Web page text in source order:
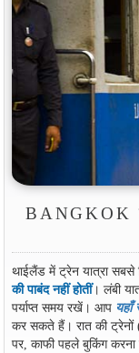
BANGKOK
थाईलैंड में ट्रेन यात्रा सबसे
की पाबंद नहीं होतीं। लंबी
पर्याप्त समय रखें। आप
कर सकते हैं। रात की ट्रेनों
पर, काफी पहले बुकिंग